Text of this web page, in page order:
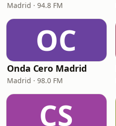
Madrid · 94.8 FM
OC
Onda Cero Madrid
Madrid · 98.0 FM
CS